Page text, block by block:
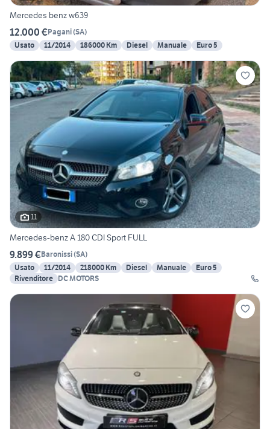
Mercedes benz w639
12.000 €Pagani(SA)
Usato
11/2014 186000 Km Diesel Manuale Euro 5
11
Mercedes-benz A 180 CDI Sport FULL
9.899 €Baronissi(SA)
Usato
11/2014 218000 Km Diesel Manuale
Euro 5
Rivenditore DC MOTORS